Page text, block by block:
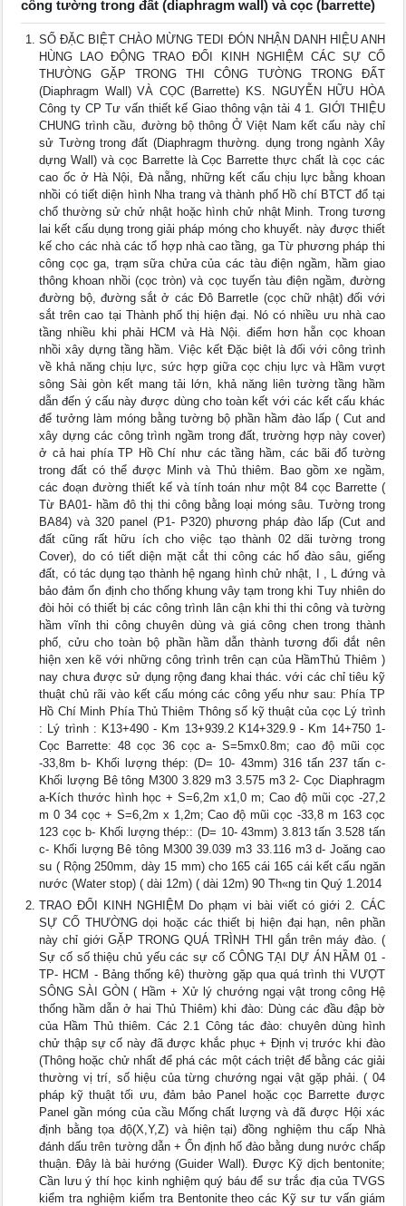
công tường trong đất (diaphragm wall) và cọc (barrette)
SỐ ĐẶC BIỆT CHÀO MỪNG TEDI ĐÓN NHẬN DANH HIỆU ANH
HÙNG LAO ĐỘNG TRAO ĐỔI KINH NGHIỆM CÁC SỰ CỐ
THƯỜNG GẶP TRONG THI CÔNG TƯỜNG TRONG ĐẤT
(Diaphragm Wall) VÀ CỌC (Barrette) KS. NGUYỄN HỮU HÒA
Công ty CP Tư vấn thiết kế Giao thông vận tải 4 1. GIỚI THIỆU
CHUNG trình cầu, đường bộ thông Ở Việt Nam kết cấu này chỉ
sử Tường trong đất (Diaphragm thường. dụng trong ngành Xây
dựng Wall) và cọc Barrette là Cọc Barrette thực chất là cọc các
cao ốc ở Hà Nội, Đà nẵng, những kết cấu chịu lực bằng khoan
nhồi có tiết diện hình Nha trang và thành phố Hồ chí BTCT đổ tại
chổ thường sử chử nhật hoặc hình chử nhật Minh. Trong tương
lai kết cấu dụng trong giải pháp móng cho khuyết. này được thiết
kế cho các nhà các tổ hợp nhà cao tầng, ga Từ phương pháp thi
công cọc ga, trạm sữa chửa của các tàu điện ngầm, hầm giao
thông khoan nhồi (cọc tròn) và cọc tuyến tàu điện ngầm, đường
đường bộ, đường sắt ở các Đô Barretle (cọc chữ nhật) đối với
sắt trên cao tại Thành phố thị hiện đại. Nó có nhiều ưu nhà cao
tầng nhiều khi phải HCM và Hà Nội. điểm hơn hẵn cọc khoan
nhồi xây dựng tầng hầm. Việc kết Đặc biệt là đối với công trình
về khả năng chịu lực, sức hợp giữa cọc chịu lực và Hầm vượt
sông Sài gòn kết mang tải lớn, khả năng liên tường tầng hầm
dẫn đến ý cấu này được dùng cho toàn kết với các kết cấu khác
để tưởng làm móng bằng tường bộ phần hầm đào lấp ( Cut and
xây dựng các công trình ngầm trong đất, trường hợp này cover)
ở cả hai phía TP Hồ Chí như các tầng hầm, các bãi đổ tường
trong đất có thể được Minh và Thủ thiêm. Bao gồm xe ngầm,
các đoạn đường thiết kế và tính toán như một 84 cọc Barrette (
Từ BA01- hầm đô thị thi công bằng loại móng sâu. Tường trong
BA84) và 320 panel (P1- P320) phương pháp đào lấp (Cut and
đất cũng rất hữu ích cho việc tạo thành 02 dãi tường trong
Cover), do có tiết diện mặt cắt thi công các hố đào sâu, giếng
đất, có tác dụng tạo thành hệ ngang hình chử nhật, I , L đứng và
bảo đảm ổn định cho thống khung vây tạm trong khi Tuy nhiên do
đòi hỏi có thiết bị các công trình lân cận khi thi thi công và tường
hầm vĩnh thi công chuyên dùng và giá công chen trong thành
phố, cửu cho toàn bộ phần hầm dẫn thành tương đối đắt nên
hiện xen kẽ với những công trình trên cạn của HầmThủ Thiêm )
nay chưa được sử dụng rộng đang khai thác. với các chỉ tiêu kỹ
thuật chủ rãi vào kết cấu móng các công yếu như sau: Phía TP
Hồ Chí Minh Phía Thủ Thiêm Thông số kỹ thuật của cọc Lý trình
: Lý trình : K13+490 - Km 13+939.2 K14+329.9 - Km 14+750 1-
Cọc Barrette: 48 cọc 36 cọc a- S=5mx0.8m; cao độ mũi cọc
-33,8m b- Khối lượng thép: (D= 10- 43mm) 316 tấn 237 tấn c-
Khối lượng Bê tông M300 3.829 m3 3.575 m3 2- Cọc Diaphragm
a-Kích thước hình học + S=6,2m x1,0 m; Cao độ mũi cọc -27,2
m 0 34 cọc + S=6,2m x 1,2m; Cao độ mũi cọc -33,8 m 163 cọc
123 cọc b- Khối lượng thép:: (D= 10- 43mm) 3.813 tấn 3.528 tấn
c- Khối lượng Bê tông M300 39.039 m3 33.116 m3 d- Joăng cao
su ( Rộng 250mm, dày 15 mm) cho 165 cái 165 cái kết cấu ngăn
nước (Water stop) ( dài 12m) ( dài 12m) 90 Th«ng tin Quý 1.2014
TRAO ĐỔI KINH NGHIỆM Do phạm vi bài viết có giới 2. CÁC
SỰ CỐ THƯỜNG dọi hoặc các thiết bị hiện đại hạn, nên phần
này chỉ giới GẶP TRONG QUÁ TRÌNH THI gắn trên máy đào. (
Sự cố số thiệu chủ yếu các sự cố CÔNG TẠI DỰ ÁN HẦM 01 -
TP- HCM - Bảng thống kê) thường gặp qua quá trình thi VƯỢT
SÔNG SÀI GÒN ( Hầm + Xử lý chướng ngại vật trong công Hệ
thống hầm dẫn ở hai Thủ Thiêm) khi đào: Dùng các đầu đập bờ
của Hầm Thủ thiêm. Các 2.1 Công tác đào: chuyên dùng hình
chử thập sự cố này đã được khắc phục + Định vị trước khi đào
(Thông hoặc chử nhất để phá các một cách triệt để bằng các giải
thường vị trí, số hiệu của từng chướng ngại vật gặp phải. ( 04
pháp kỹ thuật tối ưu, đảm bảo Panel hoặc cọc Barrette được
Panel gần móng của cầu Mống chất lượng và đã được Hội xác
định bằng tọa độ(X,Y,Z) và hiện tại) đồng nghiệm thu cấp Nhà
đánh dấu trên tường dẫn + Ổn định hố đào bằng dung nước chấp
thuận. Đây là bài hướng (Guider Wall). Được Kỹ dịch bentonite;
Cần lưu ý thí học kinh nghiệm quý báu để sư trắc địa của TVGS
kiểm tra nghiệm kiểm tra Bentonite theo các Kỹ sư tư vấn giám